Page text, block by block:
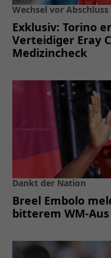
Wechsel vor Abschluss
Exklusiv: Torino
Verteidiger Eray
Medizincheck
Dankt der Nation
Breel Embolo
bitterem WM-